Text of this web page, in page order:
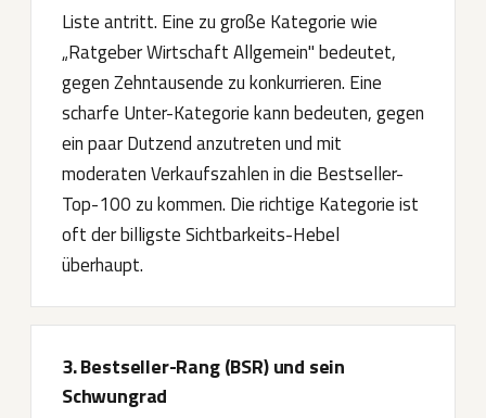
Liste antritt. Eine zu große Kategorie wie
„Ratgeber Wirtschaft Allgemein" bedeutet,
gegen Zehntausende zu konkurrieren. Eine
scharfe Unter-Kategorie kann bedeuten, gegen
ein paar Dutzend anzutreten und mit
moderaten Verkaufszahlen in die Bestseller-
Top-100 zu kommen. Die richtige Kategorie ist
oft der billigste Sichtbarkeits-Hebel
überhaupt.
3. Bestseller-Rang (BSR) und sein
Schwungrad